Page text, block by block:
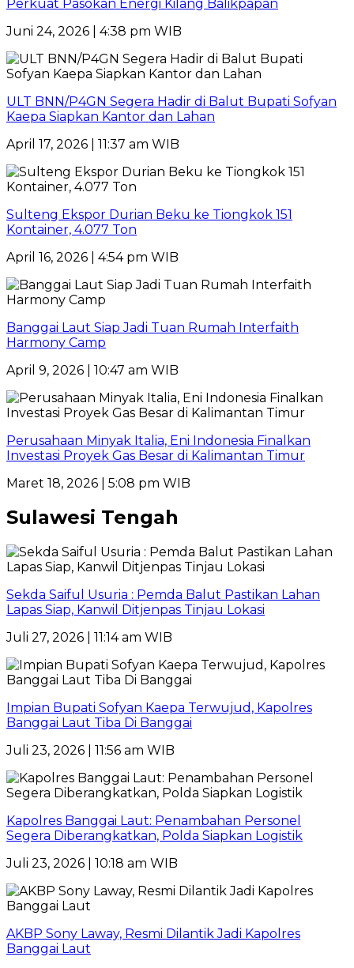
Perkuat Pasokan Energi Kilang Balikpapan
Juni 24, 2026 | 4:38 pm WIB
ULT BNN/P4GN Segera Hadir di Balut Bupati Sofyan
Kaepa Siapkan Kantor dan Lahan
April 17, 2026 | 11:37 am WIB
Sulteng Ekspor Durian Beku ke Tiongkok 151
Kontainer, 4.077 Ton
April 16, 2026 | 4:54 pm WIB
Banggai Laut Siap Jadi Tuan Rumah Interfaith
Harmony Camp
April 9, 2026 | 10:47 am WIB
Perusahaan Minyak Italia, Eni Indonesia Finalkan
Investasi Proyek Gas Besar di Kalimantan Timur
Maret 18, 2026 | 5:08 pm WIB
Sulawesi Tengah
Sekda Saiful Usuria : Pemda Balut Pastikan Lahan
Lapas Siap, Kanwil Ditjenpas Tinjau Lokasi
Juli 27, 2026 | 11:14 am WIB
Impian Bupati Sofyan Kaepa Terwujud, Kapolres
Banggai Laut Tiba Di Banggai
Juli 23, 2026 | 11:56 am WIB
Kapolres Banggai Laut: Penambahan Personel
Segera Diberangkatkan, Polda Siapkan Logistik
Juli 23, 2026 | 10:18 am WIB
AKBP Sony Laway, Resmi Dilantik Jadi Kapolres
Banggai Laut